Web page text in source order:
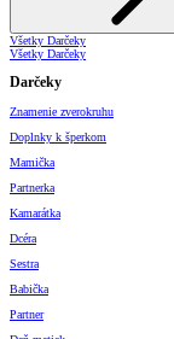
Všetky Darčeky
Všetky Darčeky
Darčeky
Znamenie zverokruhu
Doplnky k šperkom
Mamička
Partnerka
Kamarátka
Dcéra
Sestra
Babička
Partner